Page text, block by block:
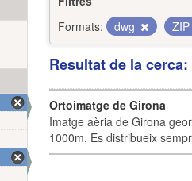
Formats:
dwg ZIP
Resultat de la
Ortoimatge de Girona
Imatge aèria de Girona
1000m. Es distribueix